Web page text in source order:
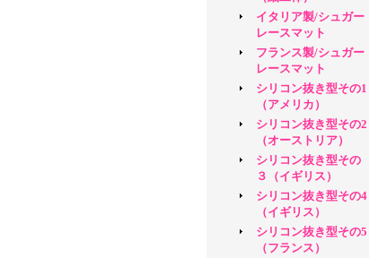
イタリア製/シュガー
レースマット
フランス製/シュガー
レースマット
シリコン抜き型その1
（アメリカ）
シリコン抜き型その2
（オーストリア）
シリコン抜き型その
３（イギリス）
シリコン抜き型その4
（イギリス）
シリコン抜き型その5
（フランス）